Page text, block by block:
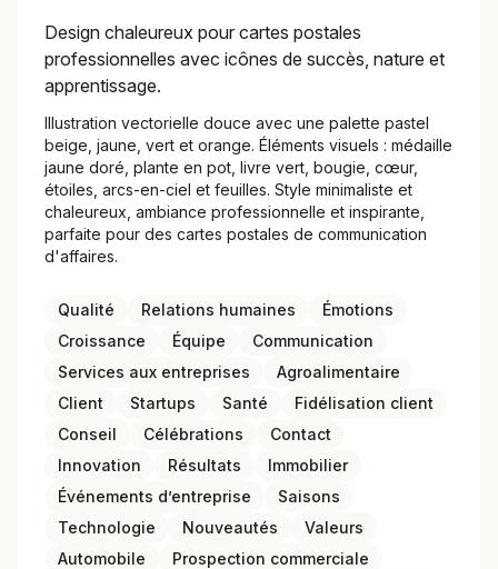
Design chaleureux pour cartes postales
professionnelles avec icônes de succès, nature et
apprentissage.
Illustration vectorielle douce avec une palette pastel
beige, jaune, vert et orange. Éléments visuels : médaille
jaune doré, plante en pot, livre vert, bougie, cœur,
étoiles, arcs-en-ciel et feuilles. Style minimaliste et
chaleureux, ambiance professionnelle et inspirante,
parfaite pour des cartes postales de communication
d'affaires.
Qualité Relations humaines
Émotions
Croissance
Équipe
Communication
Services aux entreprises
Agroalimentaire
Client
Startups Santé
Fidélisation client
Conseil
Célébrations
Contact
Innovation
Résultats
Immobilier
Événements d’entreprise
Saisons
Technologie
Nouveautés
Valeurs
Automobile
Prospection commerciale